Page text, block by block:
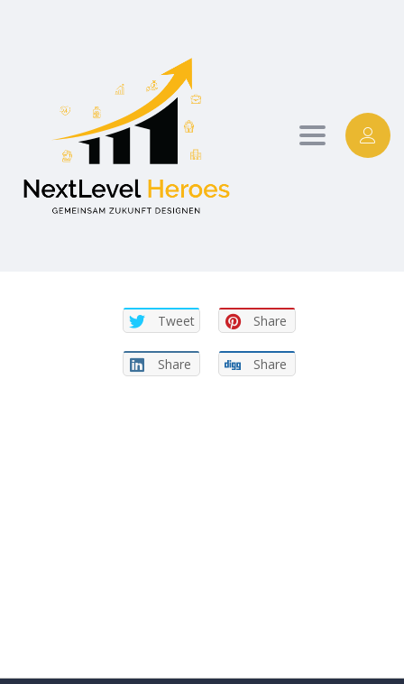
Toggle
Tweet Share
Share Share